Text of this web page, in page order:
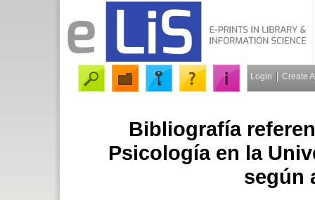
Login Create
Bibliografía
Psicología en la
según